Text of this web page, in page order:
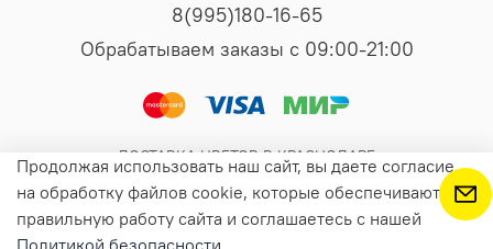
В корзину
8(995)180-16-65
Обрабатываем заказы с 09:00-21:00
ДОСТАВКА ЦВЕТОВ В КРАСНОДАРЕ
Продолжая использовать наш сайт, вы даете согласие
на обработку файлов cookie, которые обеспечивают
правильную работу сайта и соглашаетесь с нашей
Политикой безопасности